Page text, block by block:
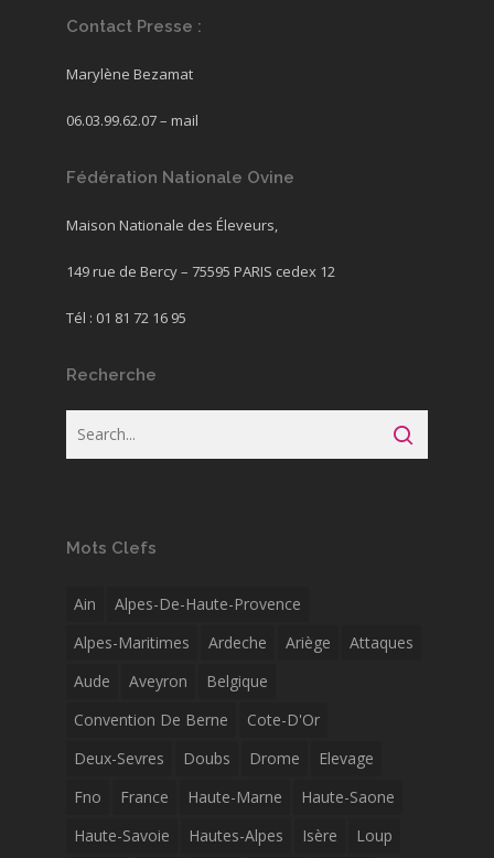
Contact Presse :
Marylène Bezamat
06.03.99.62.07 – mail
Fédération Nationale Ovine
Maison Nationale des Éleveurs,
149 rue de Bercy – 75595 PARIS cedex 12
Tél : 01 81 72 16 95
Recherche
Mots Clefs
Ain
Alpes-De-Haute-Provence
Alpes-Maritimes
Ardeche Ariège
Attaques
Aude
Aveyron
Belgique
Convention De Berne
Cote-D'Or
Deux-Sevres
Doubs Drome
Elevage
Fno
France Haute-Marne
Haute-Saone
Haute-Savoie
Hautes-Alpes Isère Loup